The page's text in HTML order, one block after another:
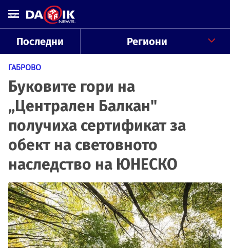
Последни Региони
ГАБРОВО
Буковите гори на
„Централен Балкан"
получиха сертификат за
обект на световното
наследство на ЮНЕСКО